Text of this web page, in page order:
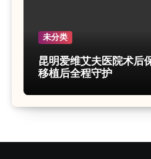
未分类
昆明爱维艾夫医院术后
移植后全程守护